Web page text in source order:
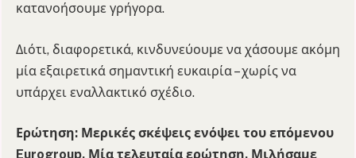
κατανοήσουμε γρήγορα.
Διότι, διαφορετικά, κινδυνεύουμε να χάσουμε ακόμη
μία εξαιρετικά σημαντική ευκαιρία – χωρίς να
υπάρχει εναλλακτικό σχέδιο.
Ερώτηση: Μερικές σκέψεις ενόψει του επόμενου
Eurogroup. Μία τελευταία ερώτηση. Μιλήσαμε